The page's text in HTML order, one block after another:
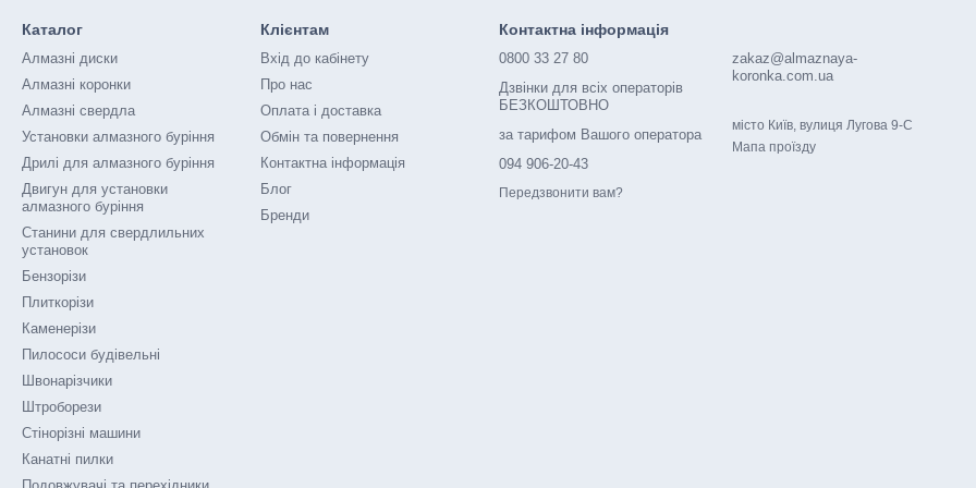
диски для різання металу дозволяє відрізати задані за розмірами частини заготовок із точністю до одного міліметру. При
неушкодженою;
виконати роботу швидше;
чому робоча поверхня менше нагрівається, а на оброблювальний матеріал йде менше навантаження, тому він не так
Робочий ресурс оснастки з алмазами у кілька разів вище у порівнянні із звичайними кругами з побідиту, тому використовуючи
універсальність.
представлений на ринку у надширокій лінійці, тому потрібно ретельно вивчити критерії вибору перед покупкою. Вивчимо
для покупки.
коло по металу, необхідно визначитись із конкретною моделлю. Для цього орієнтуйтесь на наступні технічні
Каталог
Алмазні диски
Алмазні коронки
Алмазні свердла
Установки алмазного буріння
Дрилі для алмазного буріння
Двигун для установки
алмазного буріння
Станини для свердлильних
установок
Бензорізи
Плиткорізи
Каменерізи
Пилососи будівельні
Швонарізчики
Штроборези
Стінорізні машини
Канатні пилки
Клієнтам
Вхід до кабінету
Про нас
Оплата і доставка
Обмін та повернення
Контактна інформація
Блог
Бренди
Контактна інформація
0800 33 27 80
Дзвінки для всіх операторів
БЕЗКОШТОВНО
за тарифом Вашого оператора
094 906-20-43
Передзвонити вам?
zakaz@almaznaya-
koronka.com.ua
місто Київ, вулиця Лугова 9-С
Мапа проїзду